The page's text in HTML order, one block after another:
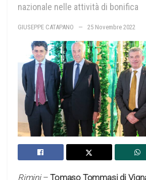
nazionale nelle attività di bonifica
GIUSEPPE CATAPANO 25 Novembre 2022
Rimini–Tomaso Tommasi di